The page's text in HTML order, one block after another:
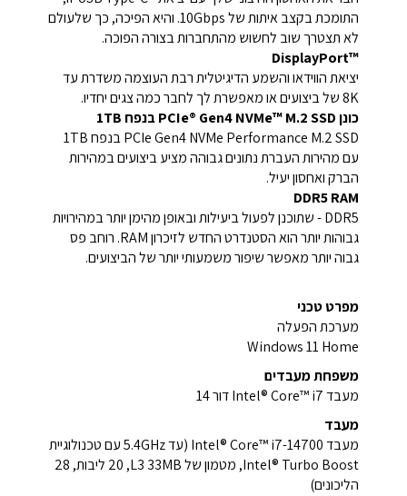
התומכת בקצב איתות של ‎10Gbps. והיא הפיכה, כך שלעולם
לא תצטרך שוב לחשוש מהתחברות בצורה הפוכה.
DisplayPort™‎
יציאת הווידאו והשמע הדיגיטלית רבת העוצמה משדרת עד
8K של ביצועים או מאפשרת לך לחבר כמה צגים יחדיו.
כונן PCIe® Gen4 NVMe™ M.2 SSD בנפח 1TB
PCIe Gen4 NVMe Performance M.2 SSD בנפח 1TB
עם מהירות העברת נתונים גבוהה מציע ביצועים במהירות
הברק ואחסון יעיל.
DDR5 RAM
DDR5 - שתוכנן לפעול ביעילות ובאופן מהימן יותר במהירויות
גבוהות יותר הוא הסטנדרט החדש לזיכרון RAM. רוחב פס
גבוה יותר מאפשר שיפור משמעותי יותר של הביצועים.
מפרט טכני
מערכת הפעלה
Windows 11 Home
משפחת מעבדים
מעבד Intel® Core™ i7 דור 14
מעבד
מעבד Intel® Core™ i7-14700 (עד 5.4GHz עם טכנולוגיית
Intel® Turbo Boost, מטמון של L3 33MB‏, 20 ליבות, 28
הליכונים)